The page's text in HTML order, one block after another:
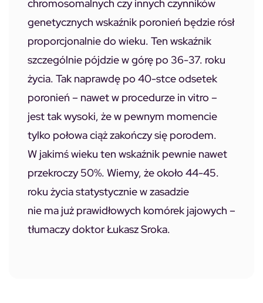
chromosomalnych czy innych czynników
genetycznych wskaźnik poronień będzie rósł
proporcjonalnie do wieku. Ten wskaźnik
szczególnie pójdzie w górę po 36-37. roku
życia. Tak naprawdę po 40-stce odsetek
poronień – nawet w procedurze in vitro –
jest tak wysoki, że w pewnym momencie
tylko połowa ciąż zakończy się porodem.
W jakimś wieku ten wskaźnik pewnie nawet
przekroczy 50%. Wiemy, że około 44-45.
roku życia statystycznie w zasadzie
nie ma już prawidłowych komórek jajowych –
tłumaczy doktor Łukasz Sroka.